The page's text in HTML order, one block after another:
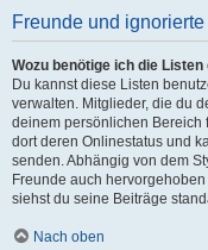
Freunde und
Wozu benötige ich die
Du kannst diese Listen
verwalten. Mitglieder, die du
deinem persönlichen Bereich
dort deren Onlinestatus und
senden. Abhängig von dem
Freunde auch
siehst du seine Beiträge
Nach oben